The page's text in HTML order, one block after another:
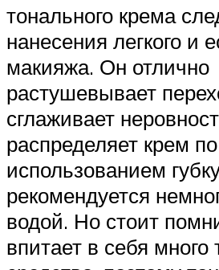
тонального крема
нанесения легкого и
макияжа. Он отлично
растушевывает
сглаживает
распределяет крем
использованием
рекомендуется
водой. Но стоит
впитает в себя много